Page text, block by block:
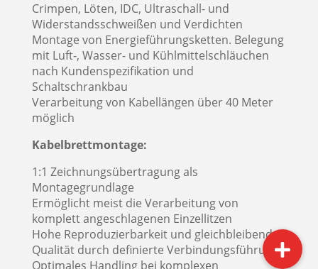
Crimpen, Löten, IDC, Ultraschall- und
Widerstandsschweißen und Verdichten
Montage von Energieführungsketten. Belegung
mit Luft‑, Wasser- und Kühlmittelschläuchen
nach Kundenspezifikation und
Schaltschrankbau
Verarbeitung von Kabellängen über 40 Meter
möglich
Kabelbrettmontage:
1:1 Zeichnungsübertragung als
Montagegrundlage
Ermöglicht meist die Verarbeitung von
komplett angeschlagenen Einzellitzen
Hohe Reproduzierbarkeit und gleichbleibende
Qualität durch definierte Verbindungsführung
Optimales Handling bei komplexen